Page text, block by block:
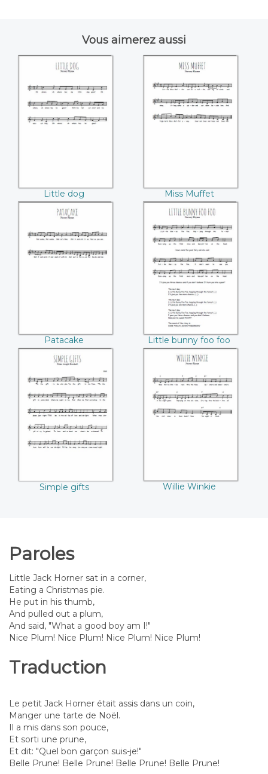
Vous aimerez aussi
Little dog
Little dog
Miss Muffet
Miss Muffet
Patacake
Little bunny foo
foo
Little bunny foo foo
Simple gifts
Simple gifts
Willie Winkie
Willie Winkie
Paroles
Little Jack Horner sat in a corner,
Eating a Christmas pie.
He put in his thumb,
And pulled out a plum,
And said, "What a good boy am I!"
Nice Plum! Nice Plum! Nice Plum! Nice Plum!
Traduction
Le petit Jack Horner était assis dans un coin,
Manger une tarte de Noël.
Il a mis dans son pouce,
Et sorti une prune,
Et dit: "Quel bon garçon suis-je!"
Belle Prune! Belle Prune! Belle Prune! Belle Prune!